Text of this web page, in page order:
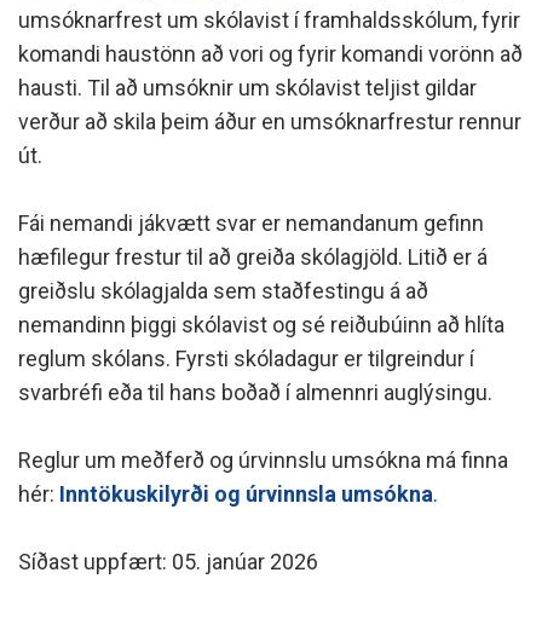
umsóknarfrest um skólavist í framhaldsskólum, fyrir
komandi haustönn að vori og fyrir komandi vorönn að
hausti. Til að umsóknir um skólavist teljist gildar
verður að skila þeim áður en umsóknarfrestur rennur
út.
Fái nemandi jákvætt svar er nemandanum gefinn
hæfilegur frestur til að greiða skólagjöld. Litið er á
greiðslu skólagjalda sem staðfestingu á að
nemandinn þiggi skólavist og sé reiðubúinn að hlíta
reglum skólans. Fyrsti skóladagur er tilgreindur í
svarbréfi eða til hans boðað í almennri auglýsingu.
Reglur um meðferð og úrvinnslu umsókna má finna
hér: Inntökuskilyrði og úrvinnsla umsókna.
Síðast uppfært: 05. janúar 2026